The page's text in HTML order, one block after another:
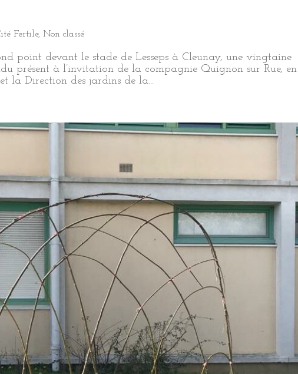
Fertile, Non classé
point devant le stade de Lesseps à Cleunay, une vingtaine
présent à l’invitation de la compagnie Quignon sur Rue, en
la Direction des jardins de la...